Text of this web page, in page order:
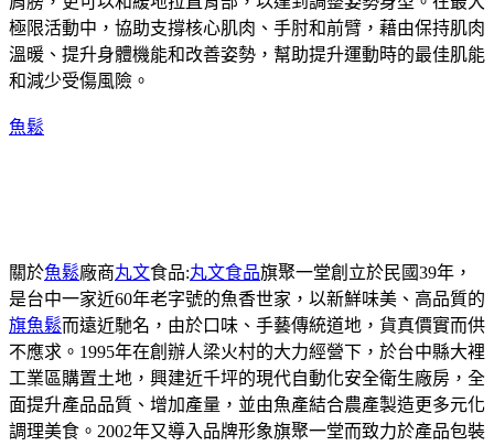
極限活動中，協助支撐核心肌肉、手肘和前臂，藉由保持肌肉
溫暖、提升身體機能和改善姿勢，幫助提升運動時的最佳肌能
和減少受傷風險。
魚鬆
關於魚鬆廠商丸文食品:丸文食品旗聚一堂創立於民國39年，
是台中一家近60年老字號的魚香世家，以新鮮味美、高品質的
旗魚鬆而遠近馳名，由於口味、手藝傳統道地，貨真價實而供
不應求。1995年在創辦人梁火村的大力經營下，於台中縣大裡
工業區購置土地，興建近千坪的現代自動化安全衛生廠房，全
面提升產品品質、增加產量，並由魚產結合農產製造更多元化
調理美食。2002年又導入品牌形象旗聚一堂而致力於產品包裝